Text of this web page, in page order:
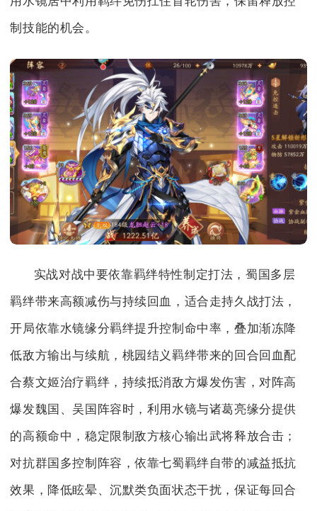
制技能的机会。
实战对战中要依靠羁绊特性制定打法，蜀国多层
羁绊带来高额减伤与持续回血，适合走持久战打法，
开局依靠水镜缘分羁绊提升控制命中率，叠加渐冻降
低敌方输出与续航，桃园结义羁绊带来的回合回血配
合蔡文姬治疗羁绊，持续抵消敌方爆发伤害，对阵高
爆发魏国、吴国阵容时，利用水镜与诸葛亮缘分提供
的高额命中，稳定限制敌方核心输出武将释放合击；
对抗群国多控制阵容，依靠七蜀羁绊自带的减益抵抗
效果，降低眩晕、沉默类负面状态干扰，保证每回合